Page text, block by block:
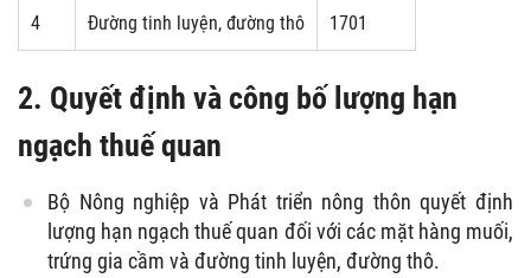
4 Đường tinh luyện, đường thô 1701
2. Quyết định và công bố lượng hạn
ngạch thuế quan
Bộ Nông nghiệp và Phát triển nông thôn quyết định
lượng hạn ngạch thuế quan đối với các mặt hàng muối,
trứng gia cầm và đường tinh luyện, đường thô.